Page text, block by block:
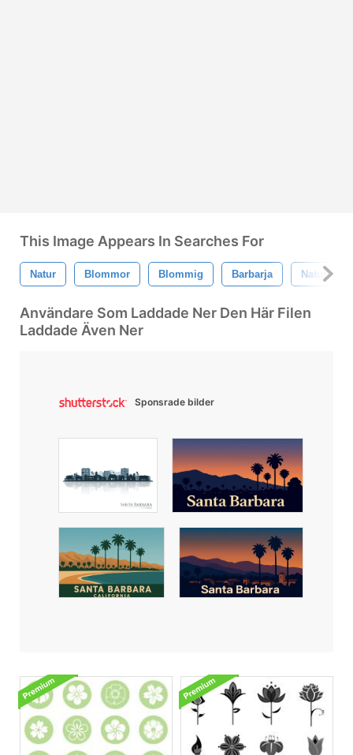
This Image Appears In Searches For
Natur Blommor Blommig Barbarja Natur
Användare Som Laddade Ner Den Här Filen
Laddade Även Ner
Sponsrade bilder